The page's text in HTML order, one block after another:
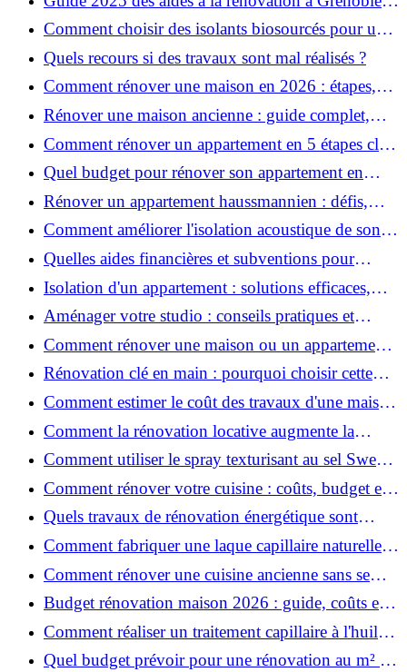
Voiron : MaPrimeRénov’, CEE, aides locales
Comment choisir des isolants biosourcés pour une
rénovation écologique ?
Quels recours si des travaux sont mal réalisés ?
Comment rénover une maison en 2026 : étapes,
coûts et conseils ?
Rénover une maison ancienne : guide complet,
étapes, budget et astuces
Comment rénover un appartement en 5 étapes clés
?
Quel budget pour rénover son appartement en
2026 ?
Rénover un appartement haussmannien : défis,
conseils pratiques et estimation des prix
Comment améliorer l'isolation acoustique de son
appartement ?
Quelles aides financières et subventions pour
rénover votre appartement en 2026 ?
Isolation d'un appartement : solutions efficaces,
prix et conseils
Aménager votre studio : conseils pratiques et
erreurs à éviter
Comment rénover une maison ou un appartement
avec 50 000 € : budget, étapes et astuces ?
Rénovation clé en main : pourquoi choisir cette
solution et à quoi faire attention ?
Comment estimer le coût des travaux d'une maison
?
Comment la rénovation locative augmente la
rentabilité de votre parc immobilier ?
Comment utiliser le spray texturisant au sel Sweet
Salt pour des cheveux effet plage ?
Comment rénover votre cuisine : coûts, budget et
astuces bois ?
Quels travaux de rénovation énergétique sont
éligibles à MaPrimeRénov' ?
Comment fabriquer une laque capillaire naturelle
maison ?
Comment rénover une cuisine ancienne sans se
ruiner ?
Budget rénovation maison 2026 : guide, coûts et
astuces
Comment réaliser un traitement capillaire à l'huile
maison efficace ?
Quel budget prévoir pour une rénovation au m² en